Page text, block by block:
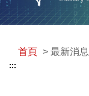
首頁 > 最新消息
:::